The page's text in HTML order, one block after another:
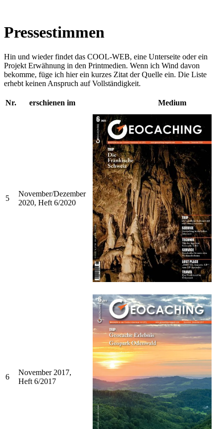
Pressestimmen
Hin und wieder findet das COOL-WEB, eine Unterseite oder ein
Projekt Erwähnung in den Printmedien. Wenn ich Wind davon
bekomme, füge ich hier ein kurzes Zitat der Quelle ein. Die Liste
erhebt keinen Anspruch auf Vollständigkeit.
Nr. erschienen im Medium
5
November/Dezember
2020, Heft 6/2020
6
November 2017,
Heft 6/2017